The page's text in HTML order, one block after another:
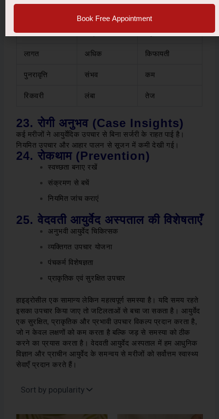
जोखिम संक्रमण न्यूनतम
लागत अधिक किफायती
पुनरावृत्ति संभव कम
रिकवरी लंबा तेज
23. रोगी अनुभव (Case Insights)
कई मरीजों ने आयुर्वेदिक उपचार से बिना सर्जरी के राहत पाई है।
नियमित उपचार और आहार पालन से सूजन में कमी देखी गई।
24. रोकथाम (Prevention)
स्वच्छता बनाए रखें
संक्रमण से बचें
नियमित जांच कराएं
25. वेदवती आयुर्वेद अस्पताल की विशेषताएँ
अनुभवी आयुर्वेद चिकित्सक
व्यक्तिगत उपचार योजना
पंचकर्म विशेषज्ञता
प्राकृतिक एवं सुरक्षित उपचार
हाइड्रोसील एक सामान्य लेकिन महत्वपूर्ण समस्या है। यदि समय रहते
इसका उपचार किया जाए तो जटिलताओं से बचा जा सकता है। आयुर्वेद
एक सुरक्षित, प्राकृतिक और प्रभावी उपचार विकल्प प्रदान करता है,
जो न केवल लक्षणों को कम करता है बल्कि जड़ से समस्या को ठीक
करने का प्रयास करता है। वेदवती आयुर्वेद अस्पताल में हम आधुनिक
विज्ञान और प्राचीन आयुर्वेद के समन्वय से मरीजों को सर्वोत्तम स्वास्थ्य
सेवाएँ प्रदान करते हैं।
Book Free Appointment